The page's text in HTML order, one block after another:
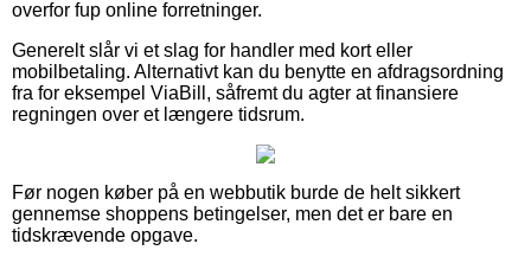
overfor fup online forretninger.
Generelt slår vi et slag for handler med kort eller
mobilbetaling. Alternativt kan du benytte en afdragsordning
fra for eksempel ViaBill, såfremt du agter at finansiere
regningen over et længere tidsrum.
Før nogen køber på en webbutik burde de helt sikkert
gennemse shoppens betingelser, men det er bare en
tidskrævende opgave.